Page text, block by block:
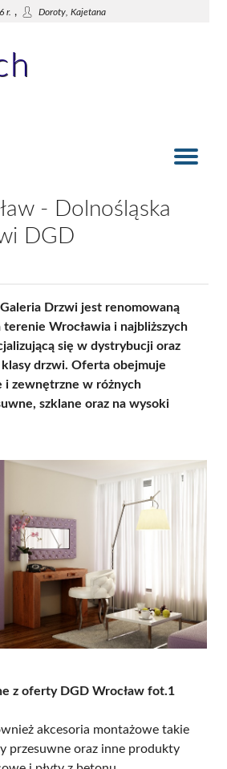
r. , Doroty, Kajetana
- Dolnośląska
DGD
Drzwi jest renomowaną
terenie Wrocławia i najbliższych
się w dystrybucji oraz
drzwi. Oferta obejmuje
zewnętrzne w różnych
szklane oraz na wysoki
z oferty DGD Wrocław fot.1
akcesoria montażowe takie
przesuwne oraz inne produkty